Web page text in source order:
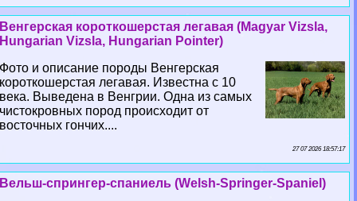
Венгерская короткошерстая легавая (Magyar Vizsla,
Hungarian Vizsla, Hungarian Pointer)
Фото и описание породы Венгерская
короткошерстая легавая. Известна с 10
века. Выведена в Венгрии. Одна из самых
чистокровных пород происходит от
восточных гончих....
27 07 2026 18:57:17
Вельш-спрингер-спаниель (Welsh-Springer-Spaniel)